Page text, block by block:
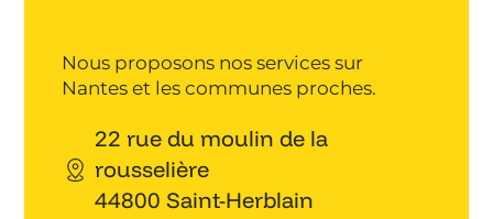
Nous proposons nos services sur
Nantes et les communes proches.
22 rue du moulin de la
rousselière
44800 Saint-Herblain